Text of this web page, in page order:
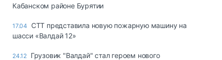
Кабанском районе Бурятии
17.04
СТТ представила новую пожарную машину на
шасси «Валдай 12»
24.12 Грузовик "Валдай" стал героем нового